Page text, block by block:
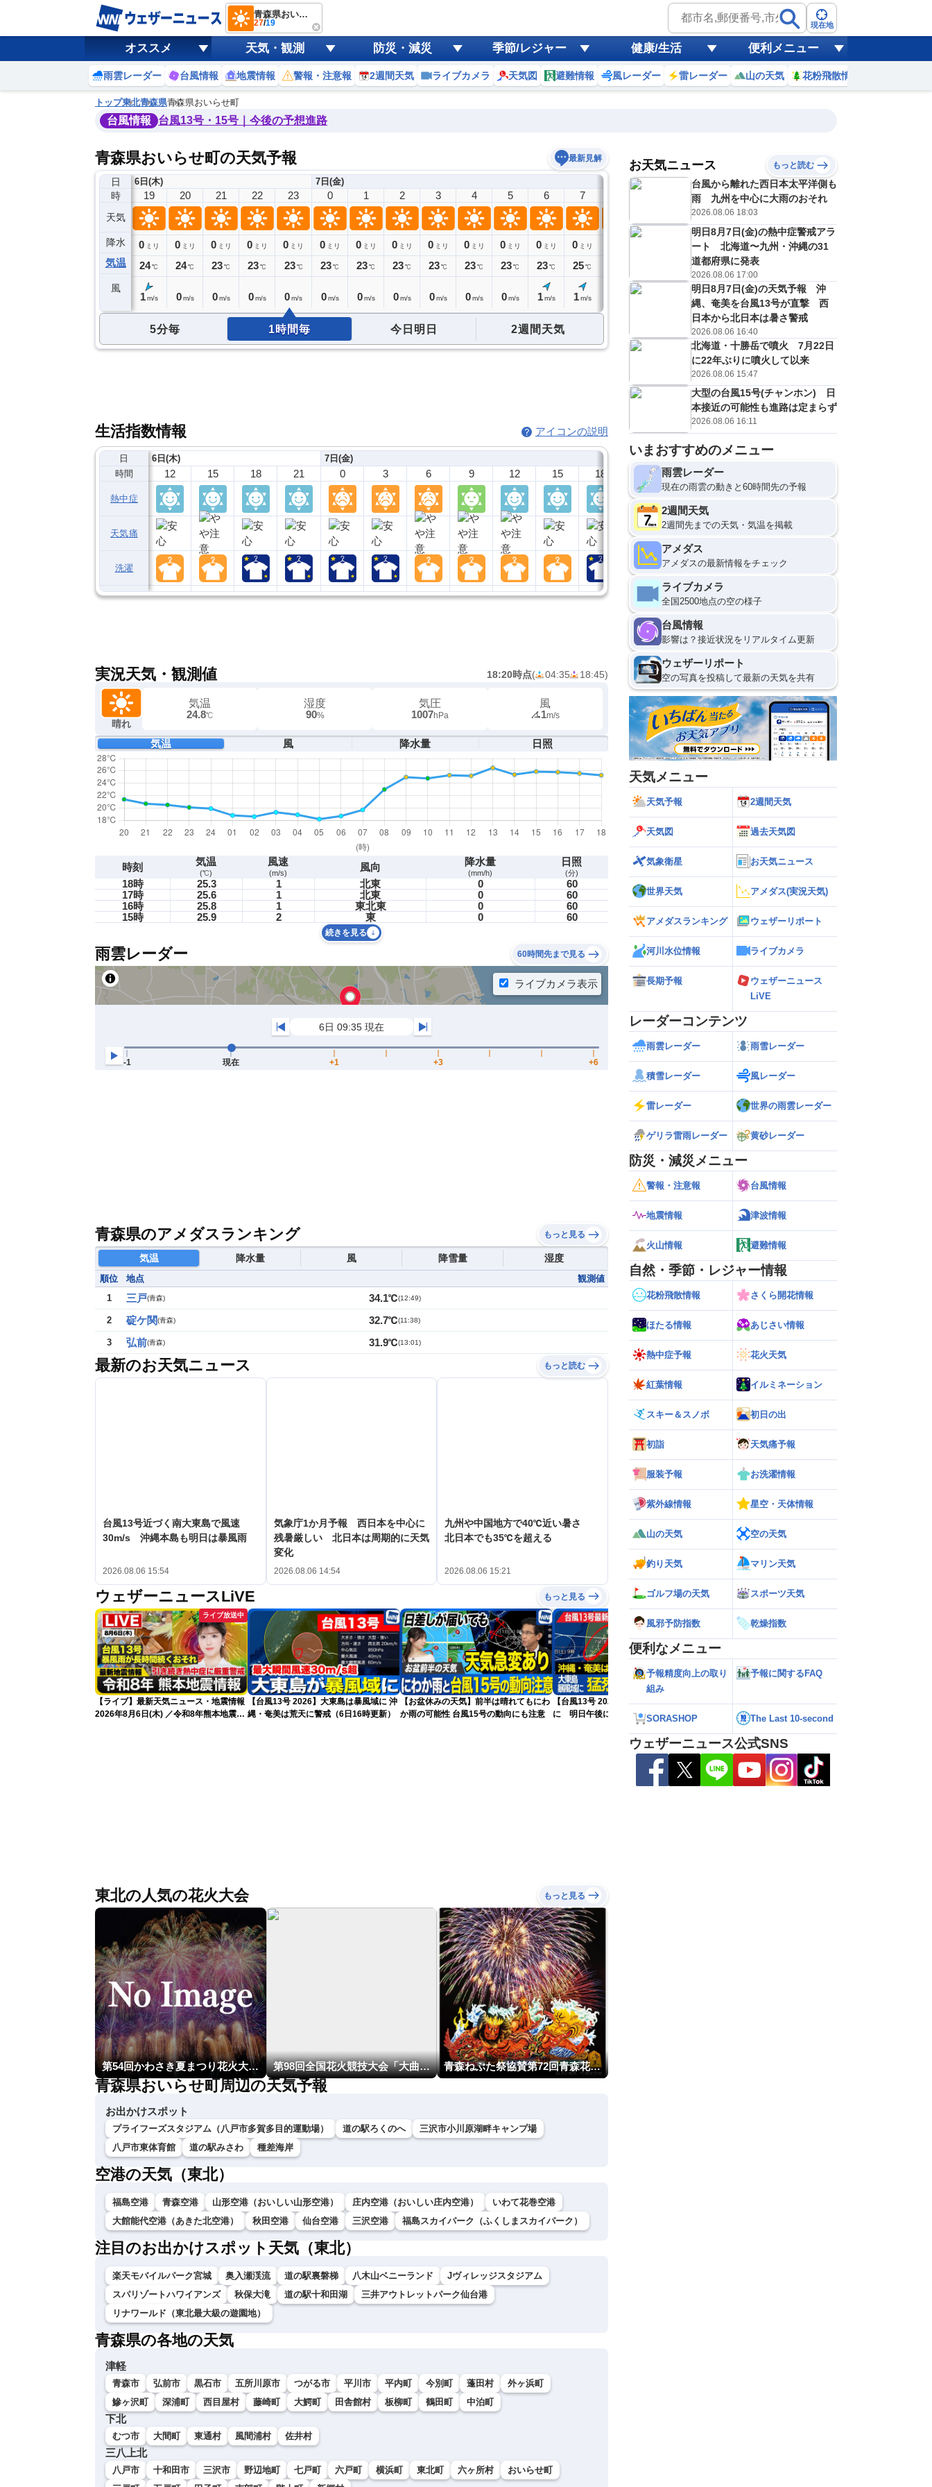
青森県おいらせ町
27/19 現在地
オススメ 天気・観測 防災・減災 季節/レジャー 健康/生活 便利メニュー
雨雲レーダー 台風情報 地震情報 警報・注意報 2週間天気 ライブカメラ 天気図 避難情報 風レーダー 雷レーダー 山の天気 花粉飛散情報
トップ東北青森県青森県おいらせ町
台風情報 台風13号・15号｜今後の予想進路
青森県おいらせ町の天気予報 最新見解
日
時
天気
降水
気温
風
6日(木)
18
0ミリ
25℃
19
0 ミリ
24℃
1 m/s
20
0 ミリ
24℃
0 m/s
21
0 ミリ
23℃
0 m/s
22
0 ミリ
23℃
0 m/s
23
0 ミリ
23 ℃
0m/s
7日(金)
0
0 ミリ
23℃
0 m/s
1
0 ミリ
23℃
0 m/s
2
0 ミリ
23℃
0 m/s
3
0 ミリ
23℃
0 m/s
4
0 ミリ
23℃
0 m/s
5
0 ミリ
23℃
0 m/s
6
0 ミリ
23℃
1 m/s
7
0 ミリ
25℃
1 m/s
10
ミリ
29℃
m/s
11
0ミリ
30℃
3m/s
12
0ミリ
30
3
13
0 ミリ
3m/s
0
3
5分毎 1時間毎 今日明日 2週間天気
生活指数情報 アイコンの説明
日
時間
熱中症
天気痛
洗濯
6日(木)
12 15 18 21
7日(金)
0 3 6 9 12 15 18
8日(土)
0
実況天気・観測値 18:20時点( 04:35 18:45)
晴れ
気温
24.8℃
湿度
90%
気圧
1007hPa
風
1m/s
気温 風 降水量 日照
時刻 気温
(℃)
風速
(m/s) 風向 降水量
(mm/h)
日照
(分)
18時 25.3 1 北東 0
60
17時
25.6 1 北東 0
60
16時
25.8 1 東北東 0
60
15時
25.9 2 東 0 60
続きを見る
雨雲レーダー 60時間先まで見る
青森県のアメダスランキング もっと見る
気温 降水量 風 降雪量 湿度
順位 地点
観測値
1
三戸(青森) 34.1℃(12:49)
2 碇ケ関(青森) 32.7℃(11:38)
3 弘前(青森) 31.9℃(13:01)
最新のお天気ニュース もっと読む
台風13号近づく南大東島で風速
30m/s 沖縄本島も明日は暴風雨
2026.08.06 15:54
気象庁1か月予報 西日本を中心に
残暑厳しい 北日本は周期的に天気
変化
2026.08.06 14:54
九州や中国地方で40℃近い暑さ
北日本でも35℃を超える
2026.08.06 15:21
ウェザーニュースLiVE もっと見る
ライブ放送中
【ライブ】最新天気ニュース・地震情報
2026年8月6日(木) ／令和8年熊本地震情
【台風13号 2026】大東島は暴風域に 沖
縄・奄美は荒天に警戒（6日16時更新）
【お盆休みの天気】前半は晴れてもにわ
か雨の可能性 台風15号の動向にも注意
【台風13号 2026】大東島地方が暴風域
に 明日午後にかけて沖縄本島・奄美通
過する見込み 早めの備えを ※8月6日
M5.1の地震 熊本県や長崎県、鹿児島県
で震度4を観測
東北の人気の花火大会 もっと見る
第54回かわさき夏まつり花火大会「おらが自慢のでっかい花火」 第98回全国花火競技大会「大曲の花火」 青森ねぶた祭協賛第72回青森花火大会
青森県おいらせ町周辺の天気予報
お出かけスポット
プライフーズスタジアム（八戸市多賀多目的運動場） 道の駅ろくのへ
三沢市小川原湖畔キャンプ場
八戸市東体育館
道の駅みさわ 種差海岸
空港の天気（東北）
福島空港 青森空港 山形空港（おいしい山形空港） 庄内空港（おいしい庄内空港）
いわて花巻空港
大館能代空港（あきた北空港）
秋田空港 仙台空港 三沢空港 福島スカイパーク（ふくしまスカイパーク）
注目のお出かけスポット天気（東北）
楽天モバイルパーク宮城 奥入瀬渓流 道の駅裏磐梯 八木山ベニーランド
Jヴィレッジスタジアム
スパリゾートハワイアンズ
秋保大滝 道の駅十和田湖
三井アウトレットパーク仙台港
リナワールド（東北最大級の遊園地）
青森県の各地の天気
津軽
青森市 弘前市 黒石市 五所川原市 つがる市 平川市 平内町 今別町 蓬田村
外ヶ浜町
鰺ヶ沢町
深浦町 西目屋村 藤崎町 大鰐町 田舎館村 板柳町 鶴田町 中泊町
下北
むつ市 大間町 東通村 風間浦村 佐井村
三八上北
八戸市 十和田市 三沢市 野辺地町 七戸町 六戸町 横浜町 東北町 六ヶ所村
おいらせ町
お天気ニュース もっと読む
台風から離れた西日本太平洋側も
雨 九州を中心に大雨のおそれ
2026.08.06 18:03
明日8月7日(金)の熱中症警戒アラ
ート 北海道〜九州・沖縄の31
道都府県に発表
2026.08.06 17:00
明日8月7日(金)の天気予報 沖
縄、奄美を台風13号が直撃 西
日本から北日本は暑さ警戒
2026.08.06 16:40
北海道・十勝岳で噴火 7月22日
に22年ぶりに噴火して以来
2026.08.06 15:47
大型の台風15号(チャンホン) 日
本接近の可能性も進路は定まらず
2026.08.06 16:11
いまおすすめのメニュー
雨雲レーダー
現在の雨雲の動きと60時間先の予報
2週間天気
2週間先までの天気・気温を掲載
アメダス
アメダスの最新情報をチェック
ライブカメラ
全国2500地点の空の様子
台風情報
影響は？接近状況をリアルタイム更新
ウェザーリポート
空の写真を投稿して最新の天気を共有
天気メニュー
天気予報 2週間天気
天気図 過去天気図
気象衛星 お天気ニュース
世界天気 アメダス(実況天気)
アメダスランキング ウェザーリポート
河川水位情報 ライブカメラ
長期予報
ウェザーニュース
LiVE
レーダーコンテンツ
雨雲レーダー 雨雪レーダー
積雪レーダー 風レーダー
雷レーダー 世界の雨雲レーダー
ゲリラ雷雨レーダー 黄砂レーダー
防災・減災メニュー
警報・注意報 台風情報
地震情報 津波情報
火山情報 避難情報
自然・季節・レジャー情報
花粉飛散情報 さくら開花情報
ほたる情報 あじさい情報
熱中症予報 花火天気
紅葉情報 イルミネーション
スキー＆スノボ 初日の出
初詣 天気痛予報
服装予報 お洗濯情報
紫外線情報 星空・天体情報
山の天気 空の天気
釣り天気 マリン天気
ゴルフ場の天気 スポーツ天気
風邪予防指数 乾燥指数
便利なメニュー
予報精度向上の取り
組み
予報に関するFAQ
SORASHOP The Last 10-second
ウェザーニュース公式SNS